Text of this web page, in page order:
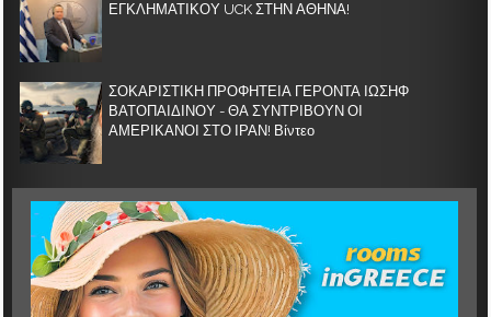
ΕΓΚΛΗΜΑΤΙΚΟΥ UCK ΣΤΗΝ ΑΘΗΝΑ!
ΣΟΚΑΡΙΣΤΙΚΗ ΠΡΟΦΗΤΕΙΑ ΓΕΡΟΝΤΑ ΙΩΣΗΦ
ΒΑΤΟΠΑΙΔΙΝΟΥ - ΘΑ ΣΥΝΤΡΙΒΟΥΝ ΟΙ
ΑΜΕΡΙΚΑΝΟΙ ΣΤΟ ΙΡΑΝ! Βίντεο